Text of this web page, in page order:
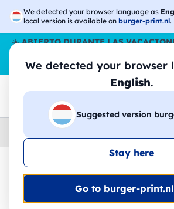
We detected your browser language as
local version is available on burger-print.nl.
We detected your browser
English.
Suggested version
Stay here
Go to burger-print.nl
☀️ABIERTO DURANTE LAS
pedidos durante todo el verano, incluso
😎🌴
Home
🔥 -30% de